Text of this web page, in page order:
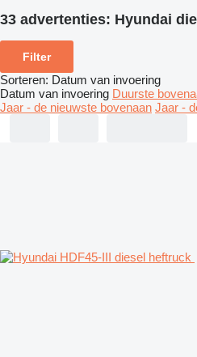
33 advertenties: Hyundai
Filter
Sorteren: Datum van invoering
Datum van invoering Duurste
Jaar - de nieuwste bovenaan Jaar -